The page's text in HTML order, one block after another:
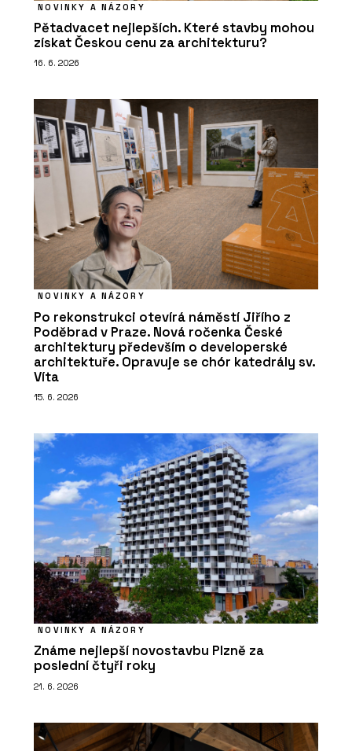
NOVINKY A NÁZORY
Pětadvacet nejlepších. Které stavby mohou
získat Českou cenu za architekturu?
16. 6. 2026
NOVINKY A NÁZORY
Po rekonstrukci otevírá náměstí Jiřího z
Poděbrad v Praze. Nová ročenka České
architektury především o developerské
architektuře. Opravuje se chór katedrály sv.
Víta
15. 6. 2026
NOVINKY A NÁZORY
Známe nejlepší novostavbu Plzně za
poslední čtyři roky
21. 6. 2026